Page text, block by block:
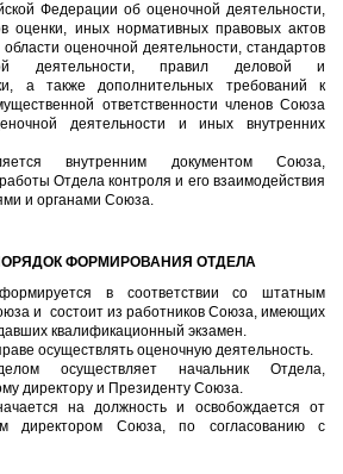
Федерации об оценочной деятельности,
оценки, иных нормативных правовых актов
оценочной деятельности, стандартов
деятельности, правил деловой и
а также дополнительных требований к
ответственности членов Союза
деятельности и иных внутренних
внутренним документом Союза,
Отдела контроля и его взаимодействия
и органами Союза.
ФОРМИРОВАНИЯ ОТДЕЛА
в соответствии со штатным
и состоит из работников Союза, имеющих
квалификационный экзамен.
осуществлять оценочную деятельность.
осуществляет начальник Отдела,
директору и Президенту Союза.
на должность и освобождается от
директором Союза, по согласованию с